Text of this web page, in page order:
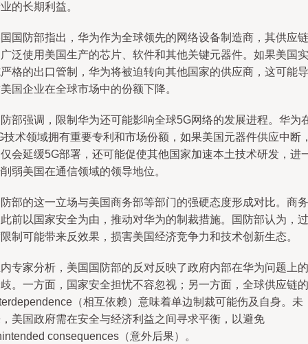
的长期利益。
国防部指出，华为作为全球领先的网络设备制造商，其供应链
泛使用美国生产的芯片、软件和其他关键元器件。如果美国实
格的出口管制，华为将被迫转向其他国家的供应商，这可能导
国企业在全球市场中的份额下降。
部强调，限制华为还可能影响全球5G网络的发展进程。华为
技术领域拥有重要专利和市场份额，如果美国元器件供应中断
会延缓5G部署，还可能促使其他国家加速本土技术研发，进
弱美国在通信领域的领导地位。
部的这一立场与美国商务部等部门的强硬态度形成对比。商务
前以国家安全为由，推动对华为的制裁措施。国防部认为，过
制可能带来反效果，损害美国经济竞争力和技术创新生态。
专家分析，美国国防部的反对反映了政府内部在华为问题上的
。一方面，国家安全担忧不容忽视；另一方面，全球供应链的
（相互依赖）意味着单边制裁可能伤及自身。未
美国政府需在安全与经济利益之间寻求平衡，以避免
consequences（意外后果）。